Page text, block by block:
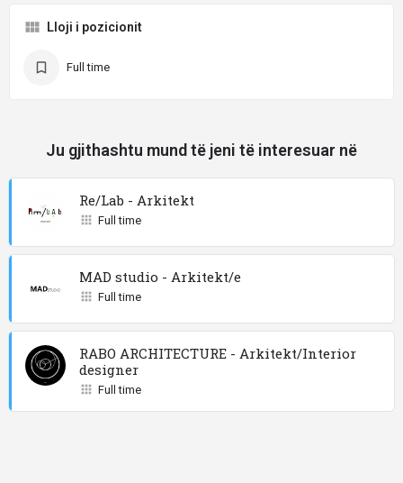
Lloji i pozicionit
Full time
Ju gjithashtu mund të jeni të interesuar në
Re/Lab - Arkitekt
Full time
MAD studio - Arkitekt/e
Full time
RABO ARCHITECTURE - Arkitekt/Interior
designer
Full time